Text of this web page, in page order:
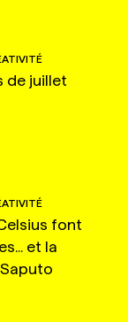
de juillet
font
et la